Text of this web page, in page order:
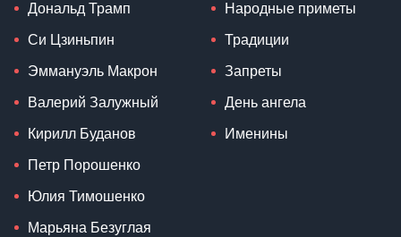
Дональд Трамп
Си Цзиньпин
Эммануэль Макрон
Валерий Залужный
Кирилл Буданов
Петр Порошенко
Юлия Тимошенко
Марьяна Безуглая
Народные приметы
Традиции
Запреты
День ангела
Именины